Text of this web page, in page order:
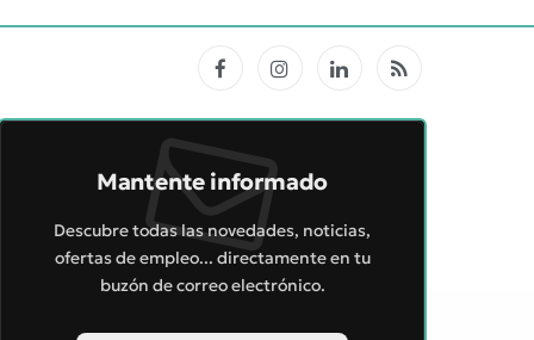
FacebookInstagramLinkedInRSS
Mantente informado
Descubre todas las novedades, noticias,
ofertas de empleo... directamente en tu
buzón de correo electrónico.